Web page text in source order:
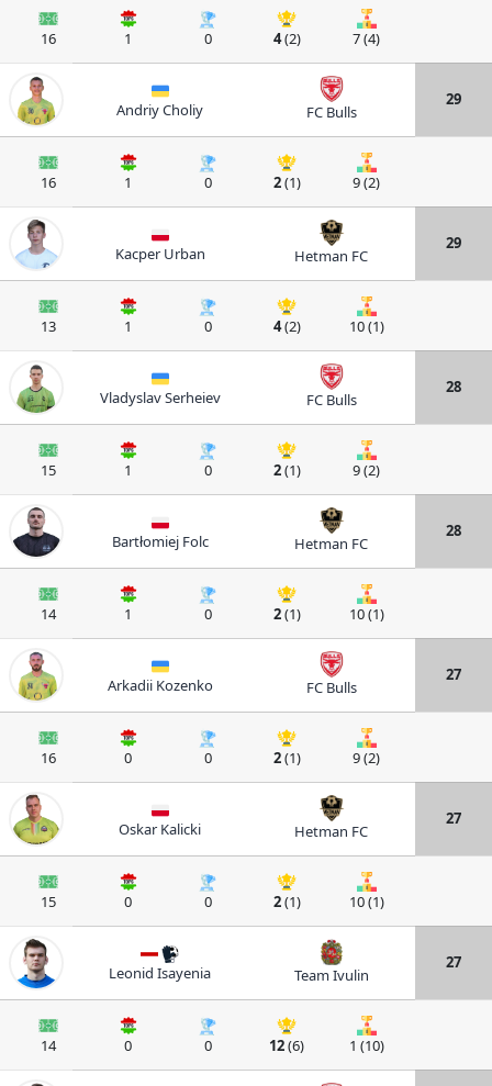
16 1 0 4(2) 7 (4)
Andriy Choliy FC Bulls
29
16 1 0 2(1) 9 (2)
Kacper Urban Hetman FC
29
13 1 0 4(2) 10 (1)
Vladyslav Serheiev FC Bulls
28
15 1 0 2(1) 9 (2)
Bartłomiej Folc Hetman FC
28
14 1 0 2(1) 10 (1)
Arkadii Kozenko FC Bulls
27
16 0 0 2(1) 9 (2)
Oskar Kalicki Hetman FC
27
15 0 0 2(1) 10 (1)
Leonid Isayenia Team Ivulin
27
14 0 0 12(6) 1 (10)